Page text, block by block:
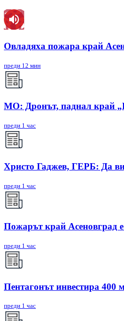
Овладяха пожара край
преди 12 мин
МО: Дронът, паднал край
преди 1 час
Христо Гаджев, ГЕРБ: Да
преди 1 час
Пожарът край Асеновград
преди 1 час
Пентагонът инвестира 400
преди 1 час